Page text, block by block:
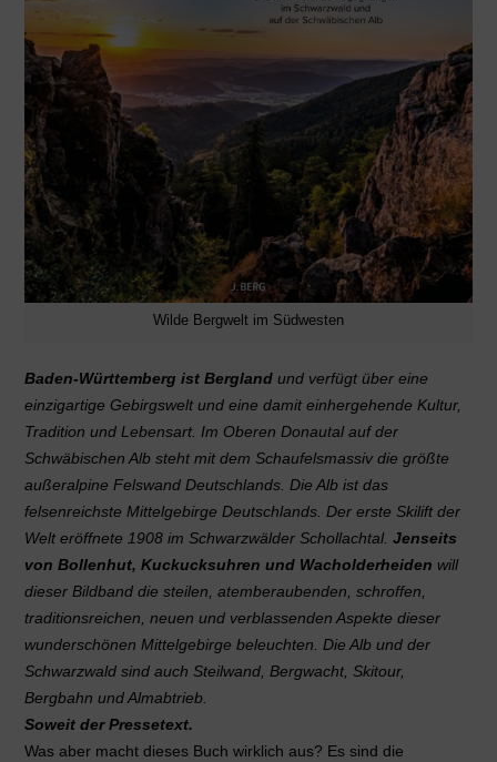
Wilde Bergwelt im Südwesten
Baden-Württemberg ist Berglandund verfügt über eine
einzigartige Gebirgswelt und eine damit einhergehende Kultur,
Tradition und Lebensart. Im Oberen Donautal auf der
Schwäbischen Alb steht mit dem Schaufelsmassiv die größte
außeralpine Felswand Deutschlands. Die Alb ist das
felsenreichste Mittelgebirge Deutschlands. Der erste Skilift der
Welt eröffnete 1908 im Schwarzwälder Schollachtal. Jenseits
von Bollenhut, Kuckucksuhren und Wacholderheiden will
dieser Bildband die steilen, atemberaubenden, schroffen,
traditionsreichen, neuen und verblassenden Aspekte dieser
wunderschönen Mittelgebirge beleuchten. Die Alb und der
Schwarzwald sind auch Steilwand, Bergwacht, Skitour,
Bergbahn und Almabtrieb.
Soweit der Pressetext.
Was aber macht dieses Buch wirklich aus? Es sind die